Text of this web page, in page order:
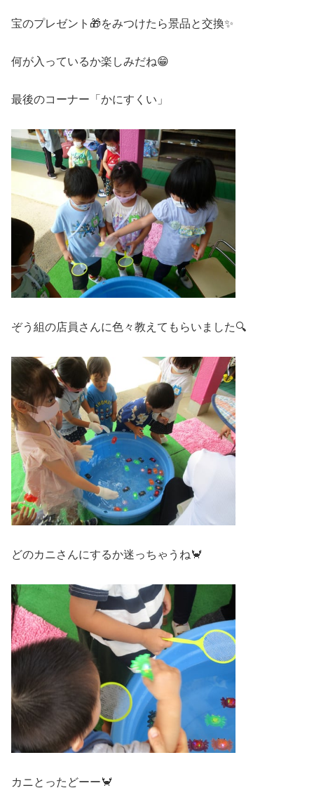
宝のプレゼント🎁をみつけたら景品と交換✨
何が入っているか楽しみだね😁
最後のコーナー「かにすくい」
ぞう組の店員さんに色々教えてもらいました🔍
どのカニさんにするか迷っちゃうね🦀
カニとったどーー🦀